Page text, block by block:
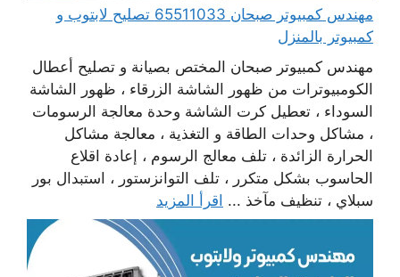
مهندس كمبيوتر صبحان 65511033 تصليح لابتوب و
كمبيوتر بالمنزل
مهندس كمبيوتر صبحان المختص بصيانة و تصليح أعطال
الكومبيوترات من ظهور الشاشة الزرقاء ، ظهور الشاشة
السوداء ، تعطيل كرت الشاشة وحدة معالجة الرسومات
، مشاكل وحدات الطاقة و التغذية ، معالجة مشاكل
الحرارة الزائدة ، تلف معالج الرسوم ، إعادة اقلاع
الحاسوب بشكل متكرر ، تلف التوانزستور ، استبدال بور
سبلاي ، تنظيف مآخذ ... اقرأ المزيد